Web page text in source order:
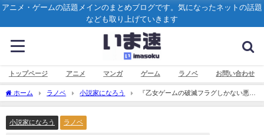
アニメ・ゲームの話題メインのまとめブログです。気になったネットの話題
なども取り上げていきます
トップページ アニメ マンガ ゲーム ラノベ お問い合わせ
ホーム ラノベ 小説家になろう
『乙女ゲームの破滅フラグしかない悪役
令嬢に転生してしまった…』というなろう小説を見た
小説家になろう ラノベ